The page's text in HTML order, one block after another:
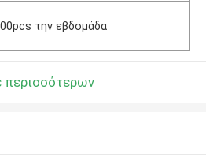
την εβδομάδα
περισσότερων